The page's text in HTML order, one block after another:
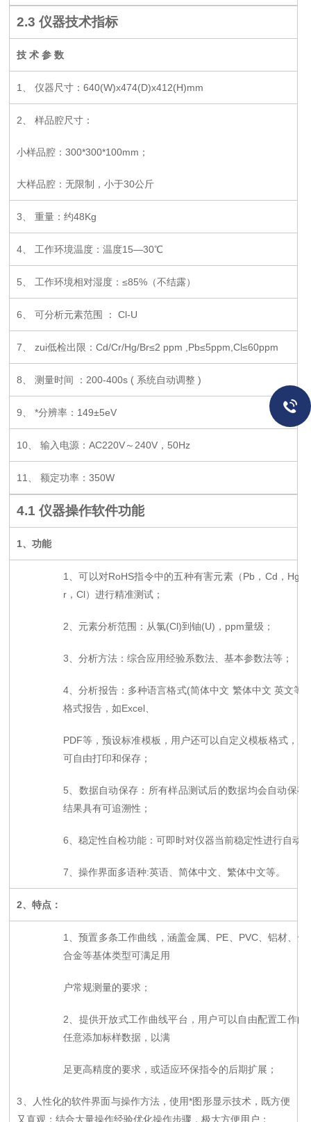
2.3仪器技术指标
技 术 参 数
1 、 仪器尺寸 ：640(W)x474(D)x412(H)mm
2 、 样品腔尺寸：
小样品腔：300*300*100mm ；
大样品腔：无限制，小于30公斤
3 、 重量：约48Kg
4 、 工作环境温度：温度15—30℃
5 、 工作环境相对湿度：≤85%（不结露）
6 、 可分析元素范围 ： Cl-U
7 、 zui低检出限：Cd/Cr/Hg/Br≤2 ppm ,Pb≤5ppm,Cl≤60ppm
8 、 测量时间 ：200-400s ( 系统自动调整 )
9 、 *分辨率：149±5eV
10 、 输入电源：AC220V～240V，50Hz
11 、 额定功率：350W
4.1仪器操作软件功能
1、功能
1
、可以对RoHS指令中的五种有害元素（Pb，Cd，Hg
r，Cl）进行精准测试；
2 、元素分析范围：从氯(Cl)到铀(U)，ppm量级；
3 、分析方法：综合应用经验系数法、基本参数法等；
4、分析报告：多种语言格式(简体中文 繁体中文 英文等)
格式报告，如Excel、
PDF等，预设标准模板，用户还可以自定义模板格式，所
可自由打印和保存；
5 、数据自动保存：所有样品测试后的数据均会自动保存
结果具有可追溯性；
6 、稳定性自检功能：可即时对仪器当前稳定性进行自动
7 、操作界面多语种:英语、简体中文、繁体中文等。
2、特点：
1
、预置多条工作曲线，涵盖金属、PE、PVC、铝材、焊
合金等基体类型可满足用
户常规测量的要求；
2 、提供开放式工作曲线平台，用户可以自由配置工作曲
任意添加标样数据，以满
足更高精度的要求，或适应环保指令的后期扩展；
3
人性化的软件界面与操作方法，使用*图形显示技术，既方便
又直观；结合大量操作经验优化操作步骤，极大方便用户；